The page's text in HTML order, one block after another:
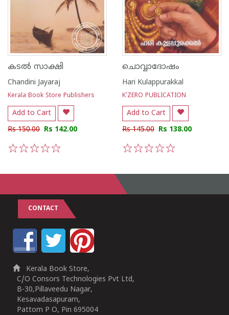
കടല്‍ സാക്ഷി
Chandini Jayaraj
Kerala Book Store Publishers
Add to Cart
Rs 150.00 Rs 142.00
ചൊവ്വാദോഷം
Hari Kulappurakkal
K'ZERO PUBLICATION
Add to Cart
Rs 145.00 Rs 138.00
CONTACT
Kerala Book Store,
C/O Consors Technologies Pvt Ltd,
B-30,Pillaveedu Nagar,
Kesavadasapuram,
Pattom P O, Pin 695004